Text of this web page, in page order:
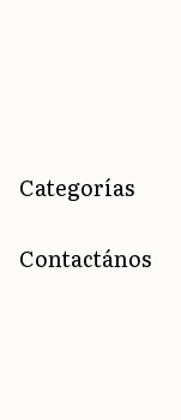
Categorías
Contactános